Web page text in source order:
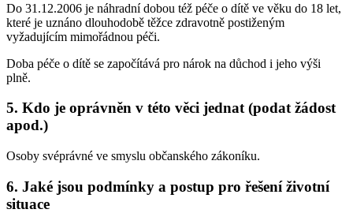
Do 31.12.2006 je náhradní dobou též péče o dítě ve věku do 18 let,
které je uznáno dlouhodobě těžce zdravotně postiženým
vyžadujícím mimořádnou péči.
Doba péče o dítě se započítává pro nárok na důchod i jeho výši
plně.
5. Kdo je oprávněn v této věci jednat (podat žádost
apod.)
Osoby svéprávné ve smyslu občanského zákoníku.
6. Jaké jsou podmínky a postup pro řešení životní
situace